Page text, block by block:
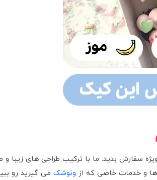
سفارش بدید. ما با ترکیب طراحی های زیبا و
و خدمات خاصی که از ونوشکمی گیرید رو